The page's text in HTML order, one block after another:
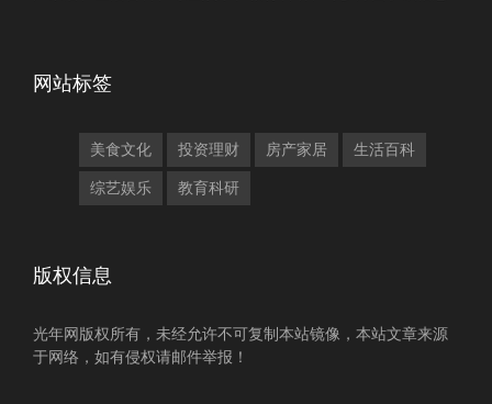
网站标签
美食文化 投资理财 房产家居 生活百科
综艺娱乐 教育科研
版权信息
光年网版权所有，未经允许不可复制本站镜像，本站文章来源
于网络，如有侵权请邮件举报！